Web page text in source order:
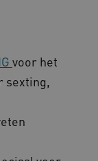
voor het
sexting,